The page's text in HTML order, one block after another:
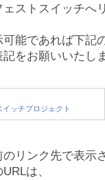
ストスイッチへ
能であれば下記
をお願いいたし
リンク先で表示
は、